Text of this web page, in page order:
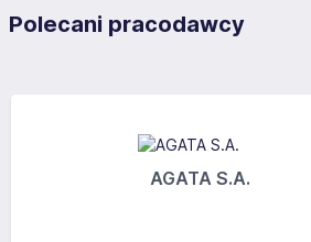
Polecani pracodawcy
AGATA S.A.